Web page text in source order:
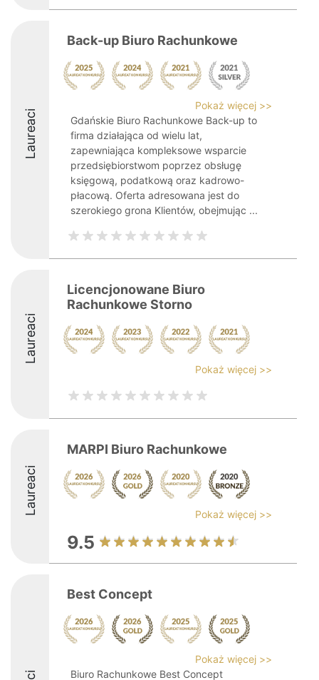
Laureaci
Back-up Biuro Rachunkowe
Pokaż więcej >>
Gdańskie Biuro Rachunkowe Back-up to
firma działająca od wielu lat,
zapewniająca kompleksowe wsparcie
przedsiębiorstwom poprzez obsługę
księgową, podatkową oraz kadrowo-
płacową. Oferta adresowana jest do
szerokiego grona Klientów, obejmując ...
Laureaci
Licencjonowane Biuro
Rachunkowe Storno
Pokaż więcej >>
Laureaci
MARPI Biuro Rachunkowe
Pokaż więcej >>
9.5
Best Concept
Pokaż więcej >>
Biuro Rachunkowe Best Concept